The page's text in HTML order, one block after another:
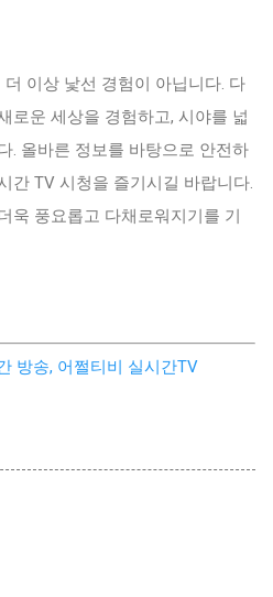
이상 낯선 경험이 아닙니다. 다
로운 세상을 경험하고, 시야를 넓
. 올바른 정보를 바탕으로 안전하
간 TV 시청을 즐기시길 바랍니다.
욱 풍요롭고 다채로워지기를 기
방송, 어쩔티비 실시간TV